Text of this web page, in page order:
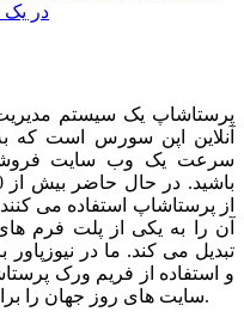
در یک
پرستاشاپ یک سیستم
آنلاین اپن سورس است که
سرعت یک وب سایت
از پرستاشاپ استفاده می
آن را به یکی از پلت فرم
تبدیل می کند. ما در
و استفاده از فریم ورک
سایت های روز جهان را برای شما طراحی می کنیم.